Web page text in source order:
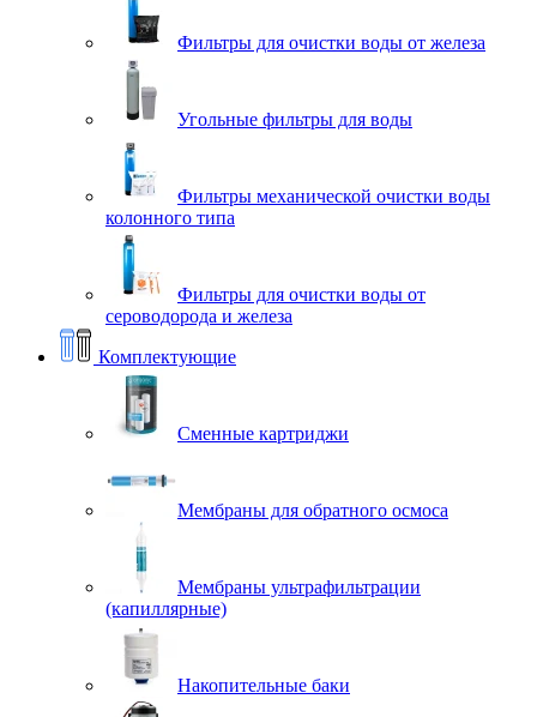
Фильтры для очистки воды от железа
Угольные фильтры для воды
Фильтры механической очистки воды
колонного типа
Фильтры для очистки воды от
сероводорода и железа
Комплектующие
Сменные картриджи
Мембраны для обратного осмоса
Мембраны ультрафильтрации
(капиллярные)
Накопительные баки